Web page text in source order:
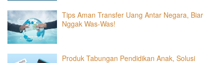
Tips Aman Transfer Uang Antar Negara, Biar
Nggak Was-Was!
Produk Tabungan Pendidikan Anak, Solusi